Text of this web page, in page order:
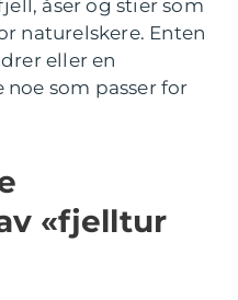
åser og stier som
naturelskere. Enten
eller en
som passer for
«fjelltur